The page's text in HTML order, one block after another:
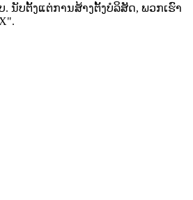
ນັບຕັ້ງແຕ່ການສ້າງຕັ້ງບໍລິສັດ, ພວກເຮົາ